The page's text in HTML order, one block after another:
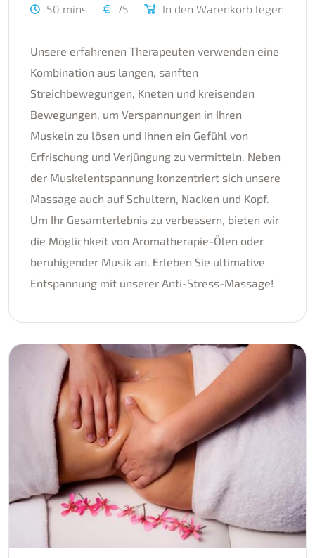
50 mins 75 In den Warenkorb legen
Unsere erfahrenen Therapeuten verwenden eine
Kombination aus langen, sanften
Streichbewegungen, Kneten und kreisenden
Bewegungen, um Verspannungen in Ihren
Muskeln zu lösen und Ihnen ein Gefühl von
Erfrischung und Verjüngung zu vermitteln. Neben
der Muskelentspannung konzentriert sich unsere
Massage auch auf Schultern, Nacken und Kopf.
Um Ihr Gesamterlebnis zu verbessern, bieten wir
die Möglichkeit von Aromatherapie-Ölen oder
beruhigender Musik an. Erleben Sie ultimative
Entspannung mit unserer Anti-Stress-Massage!